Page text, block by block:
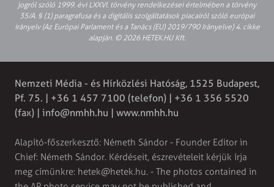
jogról szóló 1999. évi LXXVI. törvény rendelkezései értelmében a törvény
35/A. § (1) paragrafusa és a digitális szolgáltatások piacairól szóló európai
irányelv (Az Európai Parlament és a Tanács (EU) 2019/790 Irányelve) 4. cikke
alapján. © 2026 HETEK.HU Kft.
Nemzeti Média - és Hírközlési Hatóság, 1525 Budapest,
Pf. 75. | +36 1 457 7100 (telefon) | +36 1 356 5520
(fax) | info@nmhh.hu | www.nmhh.hu
Alapító-főszerkesztő: Németh Sándor - Founder Editor in
Chief: Németh Sándor. Kérdéseit, észrevételeit kérjük írja
meg címünkre: hetek@hetek.hu. - The photos contained in